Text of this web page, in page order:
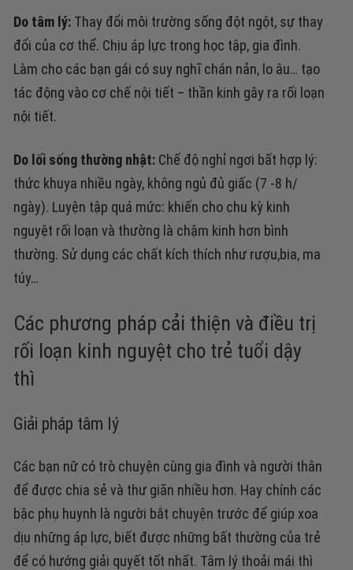
Do tâm lý: Thay đổi môi trường sống đột ngột, sự thay
đổi của cơ thể. Chịu áp lực trong học tập, gia đình.
Làm cho các bạn gái có suy nghĩ chán nản, lo âu… tạo
tác động vào cơ chế nội tiết – thần kinh gây ra rối loạn
nội tiết.
Do lối sống thường nhật: Chế độ nghỉ ngơi bất hợp lý:
thức khuya nhiều ngày, không ngủ đủ giấc (7 -8 h/
ngày). Luyện tập quá mức: khiến cho chu kỳ kinh
nguyệt rối loạn và thường là chậm kinh hơn bình
thường. Sử dụng các chất kích thích như rượu,bia, ma
túy…
Các phương pháp cải thiện và điều trị
rối loạn kinh nguyệt cho trẻ tuổi dậy
thì
Giải pháp tâm lý
Các bạn nữ có trò chuyện cùng gia đình và người thân
để được chia sẻ và thư giãn nhiều hơn. Hay chính các
bậc phụ huynh là người bắt chuyện trước để giúp xoa
dịu những áp lực, biết được những bất thường của trẻ
để có hướng giải quyết tốt nhất. Tâm lý thoải mái thì